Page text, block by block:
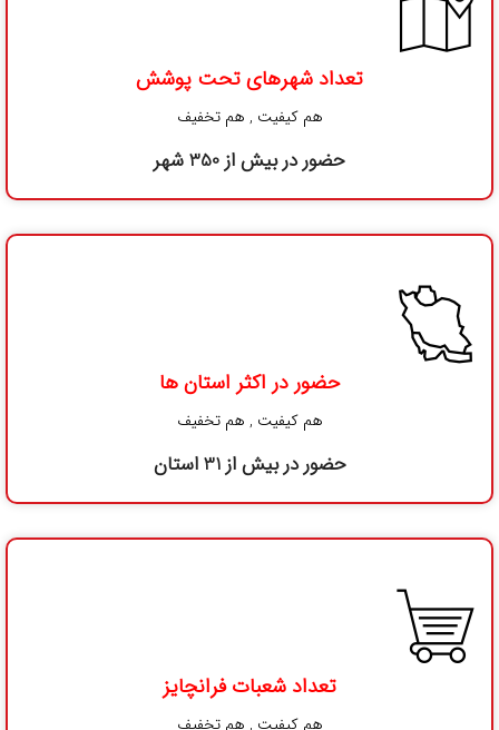
تعداد شهرهای تحت پوشش
هم کیفیت , هم تخفیف
حضور در اکثر استان ها
هم کیفیت , هم تخفیف